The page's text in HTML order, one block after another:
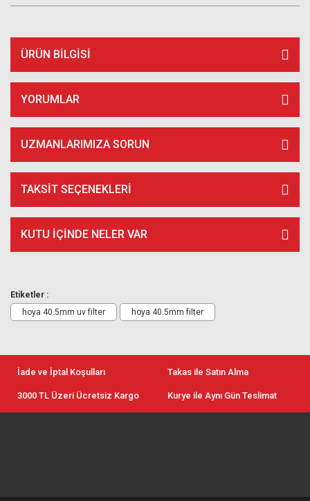
ÜRÜN BILGISI
YORUMLAR
UZMANLARIMIZA SORUN
TAKSIT SEÇENEKLERI
KUTU İÇİNDE NELER VAR
Etiketler :
hoya 40.5mm uv filter
hoya 40.5mm filter
İade ve İptal Koşulları Takas ile Satın Alma
3000 TL Üzeri Ücretsiz Kargo Kurye ile Aynı Gün Teslimat